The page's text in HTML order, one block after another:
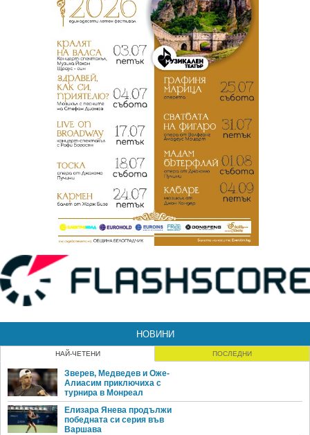
НОВИНИ
НАЙ-ЧЕТЕНИ ПОСЛЕДНИ
Зверев, Медведев и Оже-
Алиасим приключиха с
турнира в Монреал
Елизара Янева продължи
победната си серия във
Варшава